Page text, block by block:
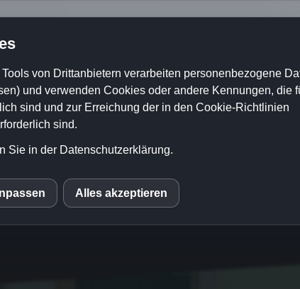
Personalleasing
von Drittanbietern verarbeiten personenbezogene
und verwenden Cookies oder andere Kennungen, die
sind und zur Erreichung der in den Cookie-Richtlinien
sind.
Sie in der Datenschutzerklärung.
Alles akzeptieren